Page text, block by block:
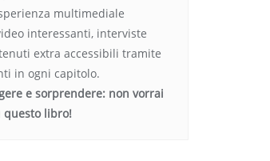
multimediale
interessanti, interviste
extra accessibili tramite
in ogni capitolo.
e sorprendere: non vorrai
questo libro!